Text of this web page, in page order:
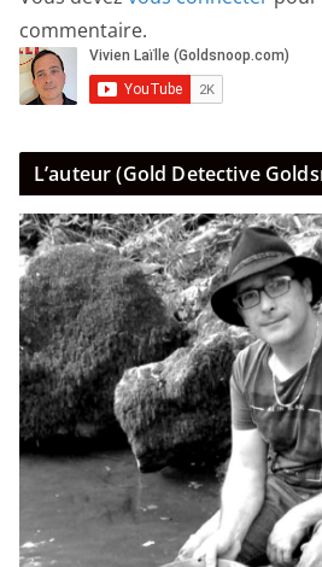
commentaire.
L’auteur (Gold Detective